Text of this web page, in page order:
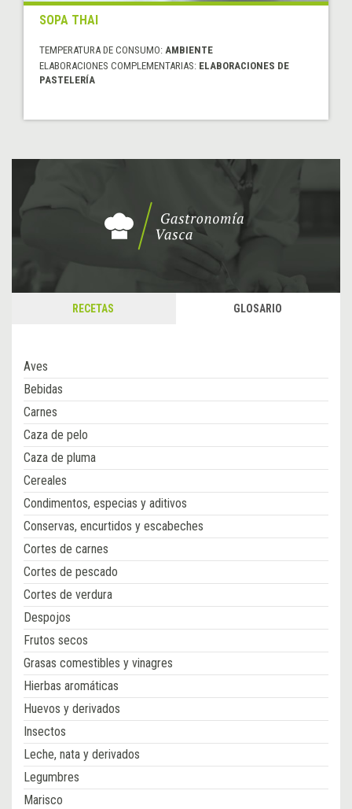
SOPA THAI
TEMPERATURA DE CONSUMO: AMBIENTE
ELABORACIONES COMPLEMENTARIAS: ELABORACIONES DE
PASTELERÍA
RECETAS GLOSARIO
Aves
Bebidas
Carnes
Caza de pelo
Caza de pluma
Cereales
Condimentos, especias y aditivos
Conservas, encurtidos y escabeches
Cortes de carnes
Cortes de pescado
Cortes de verdura
Despojos
Frutos secos
Grasas comestibles y vinagres
Hierbas aromáticas
Huevos y derivados
Insectos
Leche, nata y derivados
Legumbres
Marisco